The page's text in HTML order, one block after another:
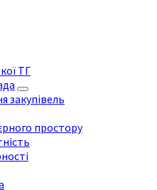
ТГ
закупівель
простору